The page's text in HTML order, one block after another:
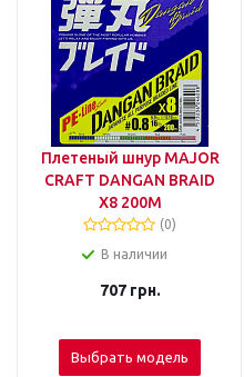
Плетеный шнур MAJOR
CRAFT DANGAN BRAID
X8 200М
(0)
В наличии
707грн.
Выбрать модель